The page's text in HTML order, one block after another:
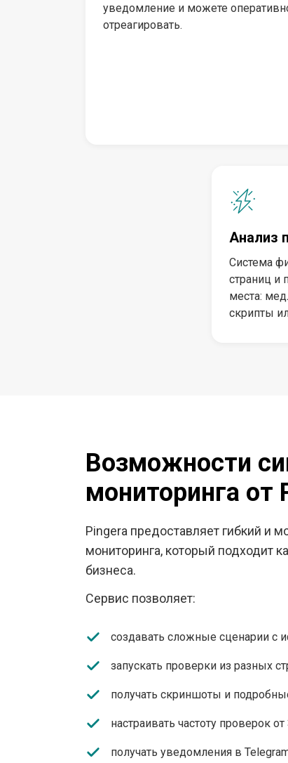
уведомление и можете
отреагировать.
Анализ
Система
страниц и
места:
скрипты
Возможности
мониторинга от
Pingera предоставляет гибкий и
мониторинга, который подходит
бизнеса.
Сервис позволяет:
создавать сложные сценарии с
запускать проверки из разных
получать скриншоты и
настраивать частоту проверок
получать уведомления в